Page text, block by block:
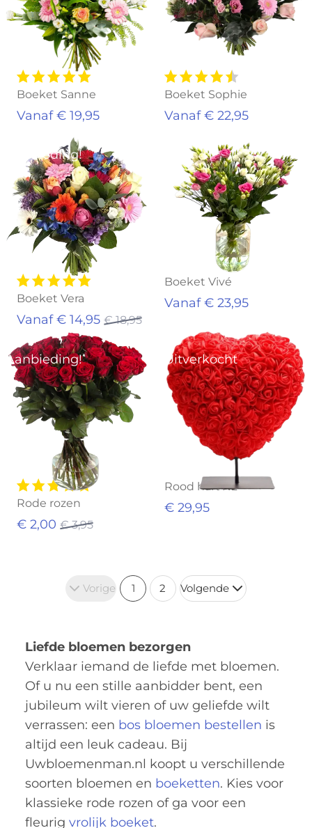
Boeket Sanne
Vanaf € 19,95
Boeket Sophie
Vanaf € 22,95
Aanbieding!
Boeket Vera
Vanaf € 14,95 € 18,95
Boeket Vivé
Vanaf € 23,95
Aanbieding!
Rode rozen
€ 2,00 € 3,95
Uitverkocht
Rood hart XL
€ 29,95
Vorige 1 2 Volgende
Liefde bloemen bezorgen
Verklaar iemand de liefde met bloemen.
Of u nu een stille aanbidder bent, een
jubileum wilt vieren of uw geliefde wilt
verrassen: een bos bloemen bestellen is
altijd een leuk cadeau. Bij
Uwbloemenman.nl koopt u verschillende
soorten bloemen en boeketten. Kies voor
klassieke rode rozen of ga voor een
fleurig vrolijk boeket.